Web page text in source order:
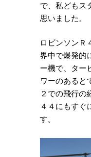
で、私どもス
思いました。
ロビンソンＲ
界中で爆発的
ー機で、ター
ワーのあると
２での飛行の
４４にもすぐ
す。